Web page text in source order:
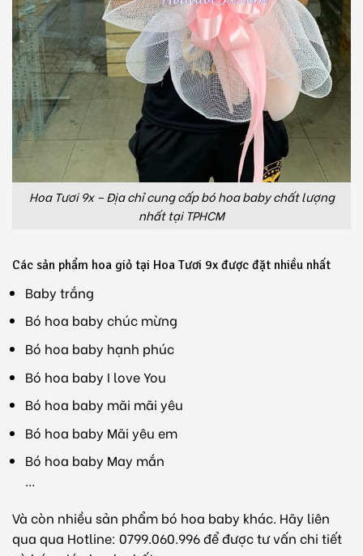
Hoa Tươi 9x – Địa chỉ cung cấp bó hoa baby chất lượng
nhất tại TPHCM
Các sản phẩm hoa giỏ tại Hoa Tươi 9x được đặt nhiều nhất
Baby trắng
Bó hoa baby chúc mừng
Bó hoa baby hạnh phúc
Bó hoa baby I love You
Bó hoa baby mãi mãi yêu
Bó hoa baby Mãi yêu em
Bó hoa baby May mắn
…
Và còn nhiều sản phẩm bó hoa baby khác. Hãy liên
qua qua Hotline: 0799.060.996 để được tư vấn chi tiết